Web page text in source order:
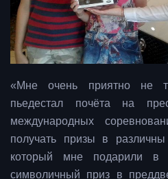
«Мне очень приятно не
пьедестал почёта на
международных
получать призы в
который мне подарили в
символичный приз в